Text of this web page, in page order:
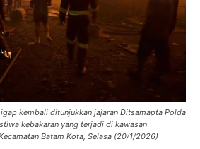
kembali ditunjukkan jajaran Ditsamapta Polda
kebakaran yang terjadi di kawasan
Batam Kota, Selasa (20/1/2026)